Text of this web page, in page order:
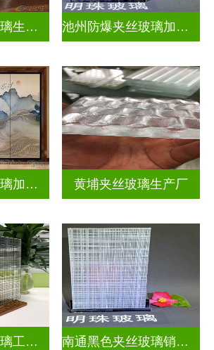
淮南防爆夹丝玻璃生产厂家 池州防爆夹丝玻璃加工厂
池州超大夹丝玻璃加工店 黄埔夹丝玻璃生产厂
金华安全夹丝玻璃工厂地址 南通黑色夹丝玻璃销售店